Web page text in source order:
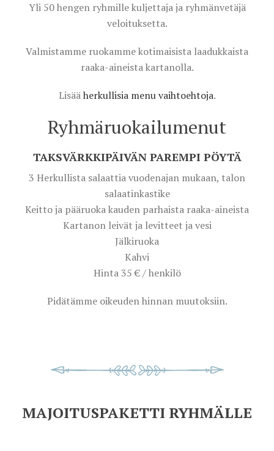
Yli 50 hengen ryhmille kuljettaja ja ryhmänvetäjä
veloituksetta.
Valmistamme ruokamme kotimaisista laadukkaista
raaka-aineista kartanolla.
Lisääherkullisia menu vaihtoehtoja.
Ryhmäruokailumenut
TAKSVÄRKKIPÄIVÄN PAREMPI PÖYTÄ
3 Herkullista salaattia vuodenajan mukaan, talon
salaatinkastike
Keitto ja pääruoka kauden parhaista raaka-aineista
Kartanon leivät ja levitteet ja vesi
Jälkiruoka
Kahvi
Hinta 35 € / henkilö
Pidätämme oikeuden hinnan muutoksiin.
MAJOITUSPAKETTI RYHMÄLLE